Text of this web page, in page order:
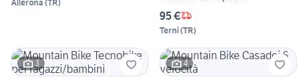
Allerona (TR)
95 €
Terni(TR)
3 4